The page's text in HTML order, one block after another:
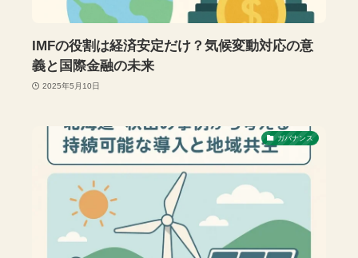
IMFの役割は経済安定だけ？気候変動対応の意
義と国際金融の未来
2025年5月10日
ガバナンス